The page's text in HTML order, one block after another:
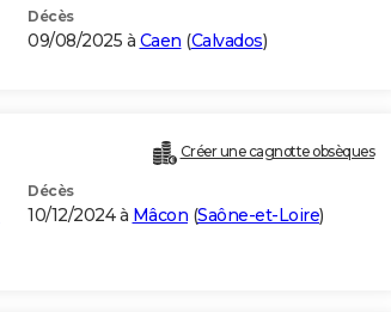
Décès
09/08/2025 à Caen (Calvados)
Créer une cagnotte obsèques
Décès
10/12/2024 à Mâcon (Saône-et-Loire)